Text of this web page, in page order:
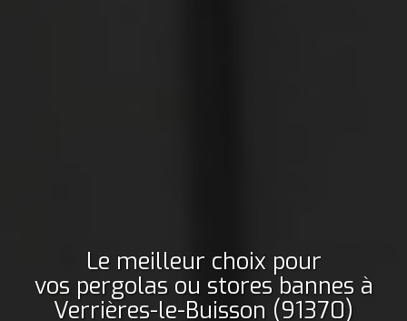
Le meilleur choix pour
vos pergolas ou stores bannes à
Verrières-le-Buisson (91370)